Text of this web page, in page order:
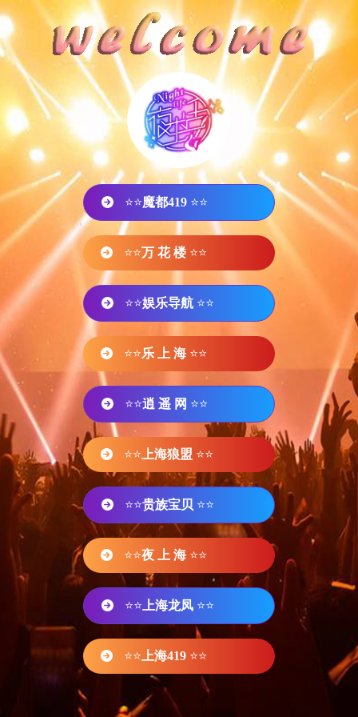
⭐⭐魔都419 ⭐⭐
⭐⭐万 花 楼 ⭐⭐
⭐⭐娱乐导航 ⭐⭐
⭐⭐乐 上 海 ⭐⭐
⭐⭐逍 遥 网 ⭐⭐
⭐⭐ 上海狼盟 ⭐⭐
⭐⭐贵族宝贝 ⭐⭐
⭐⭐夜 上 海 ⭐⭐
⭐⭐ 上海龙凤 ⭐⭐
⭐⭐ 上海419 ⭐⭐